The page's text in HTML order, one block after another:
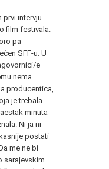
prvi intervju
film festivala.
pa
SFF-u. U
e
nema.
producentica,
je trebala
minuta
Ni ja ni
postati
me ne bi
sarajevskim